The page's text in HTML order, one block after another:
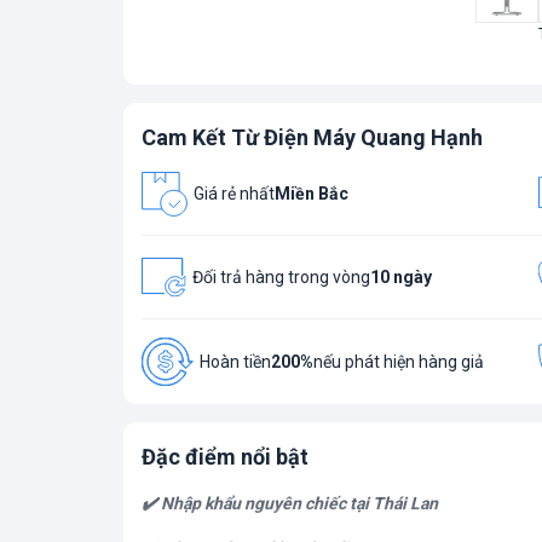
Cam Kết Từ Điện Máy Quang Hạnh
Giá rẻ nhấtMiền Bắc
Đối trả hàng trong vòng10 ngày
Hoàn tiền200%nếu phát hiện hàng giả
Đặc điểm nổi bật
✔️ Nhập khẩu nguyên chiếc tại Thái Lan